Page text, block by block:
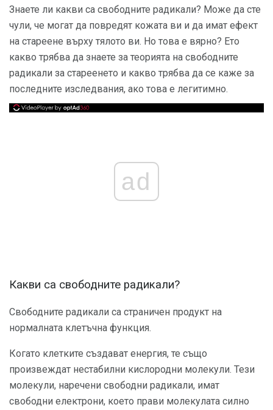
Знаете ли какви са свободните радикали? Може да сте
чули, че могат да повредят кожата ви и да имат ефект
на стареене върху тялото ви. Но това е вярно? Ето
какво трябва да знаете за теорията на свободните
радикали за стареенето и какво трябва да се каже за
последните изследвания, ако това е легитимно.
ad
Какви са свободните радикали?
Свободните радикали са страничен продукт на
нормалната клетъчна функция.
Когато клетките създават енергия, те също
произвеждат нестабилни кислородни молекули. Тези
молекули, наречени свободни радикали, имат
свободни електрони, което прави молекулата силно